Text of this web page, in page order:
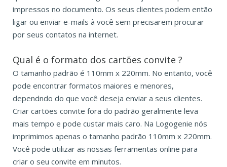
impressos no documento. Os seus clientes podem então
ligar ou enviar e-mails à você sem precisarem procurar
por seus contatos na internet.
Qual é o formato dos cartões convite ?
O tamanho padrão é 110mm x 220mm. No entanto, você
pode encontrar formatos maiores e menores,
dependndo do que você deseja enviar a seus clientes.
Criar cartões convite fora do padrão geralmente leva
mais tempo e pode custar mais caro. Na Logogenie nós
imprimimos apenas o tamanho padrão 110mm x 220mm.
Você pode utilizar as nossas ferramentas online para
criar o seu convite em minutos.